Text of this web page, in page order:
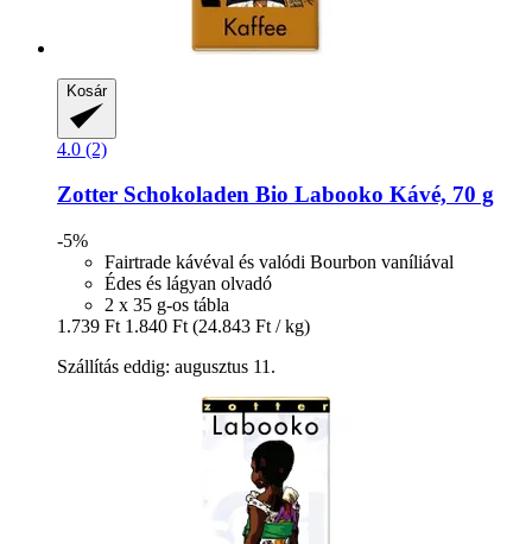
Kosár
4.0 (2)
Zotter Schokoladen Bio Labooko Kávé, 70 g
-5%
Fairtrade kávéval és valódi Bourbon vaníliával
Édes és lágyan olvadó
2 x 35 g-os tábla
1.739 Ft 1.840 Ft (24.843 Ft / kg)
Szállítás eddig: augusztus 11.